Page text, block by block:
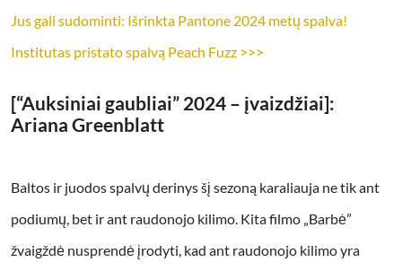
Jus gali sudominti: Išrinkta Pantone 2024 metų spalva!
Institutas pristato spalvą Peach Fuzz >>>
[“Auksiniai gaubliai” 2024 – įvaizdžiai]:
Ariana Greenblatt
Baltos ir juodos spalvų derinys šį sezoną karaliauja ne tik ant
podiumų, bet ir ant raudonojo kilimo. Kita filmo „Barbė”
žvaigždė nusprendė įrodyti, kad ant raudonojo kilimo yra